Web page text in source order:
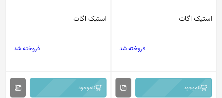
استیک اگات
فروخته شد
ناموجود
استیک اگات
فروخته شد
ناموجود